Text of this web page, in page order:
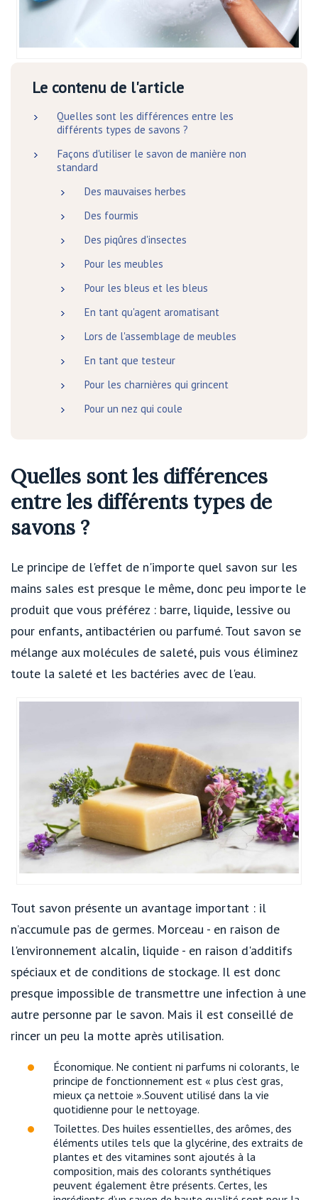
Le contenu de l'article
Quelles sont les différences entre les
différents types de savons ?
Façons d'utiliser le savon de manière non
standard
Des mauvaises herbes
Des fourmis
Des piqûres d'insectes
Pour les meubles
Pour les bleus et les bleus
En tant qu'agent aromatisant
Lors de l'assemblage de meubles
En tant que testeur
Pour les charnières qui grincent
Pour un nez qui coule
Quelles sont les différences
entre les différents types de
savons ?
Le principe de l'effet de n'importe quel savon sur les
mains sales est presque le même, donc peu importe le
produit que vous préférez : barre, liquide, lessive ou
pour enfants, antibactérien ou parfumé. Tout savon se
mélange aux molécules de saleté, puis vous éliminez
toute la saleté et les bactéries avec de l'eau.
Tout savon présente un avantage important : il
n’accumule pas de germes. Morceau - en raison de
l'environnement alcalin, liquide - en raison d'additifs
spéciaux et de conditions de stockage. Il est donc
presque impossible de transmettre une infection à une
autre personne par le savon. Mais il est conseillé de
rincer un peu la motte après utilisation.
Économique. Ne contient ni parfums ni colorants, le
principe de fonctionnement est « plus c’est gras,
mieux ça nettoie ».Souvent utilisé dans la vie
quotidienne pour le nettoyage.
Toilettes. Des huiles essentielles, des arômes, des
éléments utiles tels que la glycérine, des extraits de
plantes et des vitamines sont ajoutés à la
composition, mais des colorants synthétiques
peuvent également être présents. Certes, les